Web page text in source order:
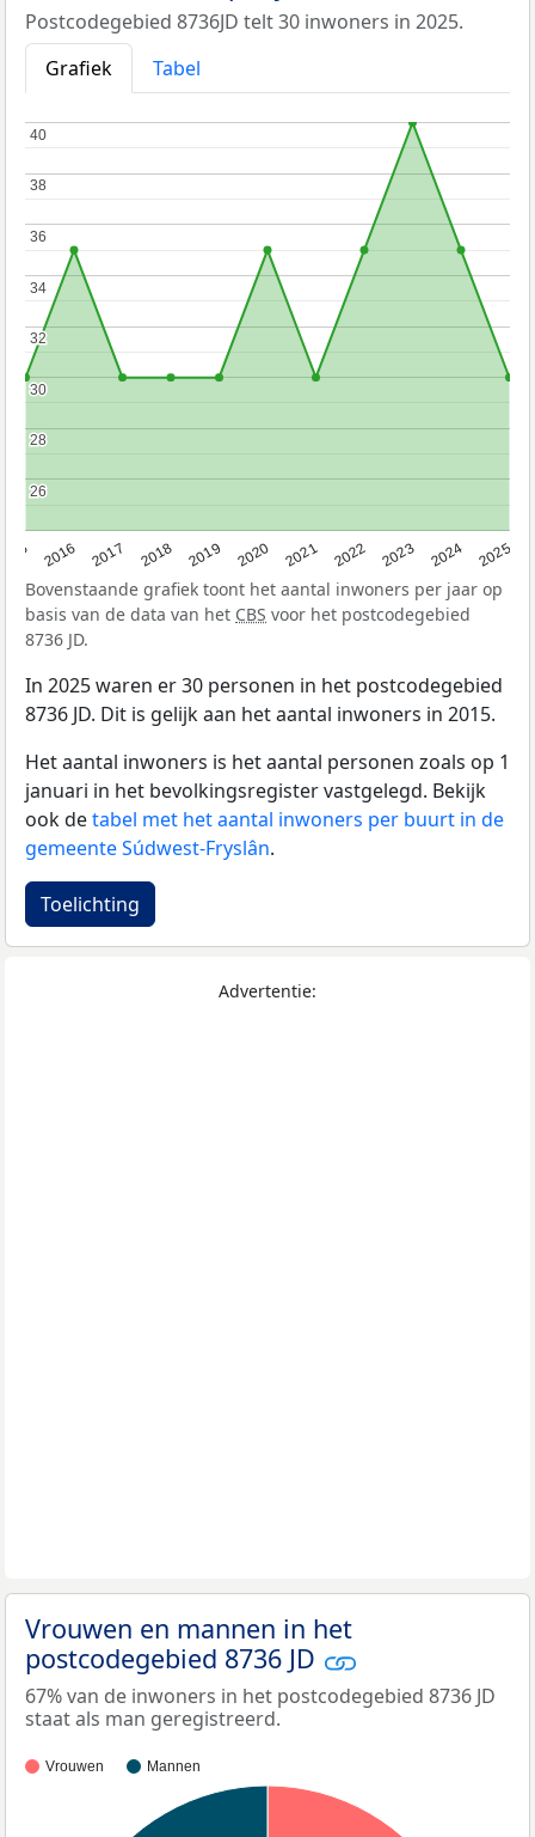
Postcodegebied 8736JD telt 30 inwoners in 2025.
Grafiek
Tabel
2016 2017 2018 2019 2020 2021 2022 2023 2024 2025
26
26
28
28
30
30
32
32
34
34
36
36
38
38
40
40
Bovenstaande grafiek toont het aantal inwoners per jaar op
basis van de data van het CBS voor het postcodegebied
8736 JD.
In 2025 waren er 30 personen in het postcodegebied
8736 JD. Dit is gelijk aan het aantal inwoners in 2015.
Het aantal inwoners is het aantal personen zoals op 1
januari in het bevolkingsregister vastgelegd. Bekijk
ook detabel met het aantal inwoners per buurt in de
gemeente Súdwest-Fryslân.
Toelichting
Advertentie:
Vrouwen en mannen in het
postcodegebied 8736 JD
67% van de inwoners in het postcodegebied 8736 JD
staat als man geregistreerd.
Vrouwen Mannen